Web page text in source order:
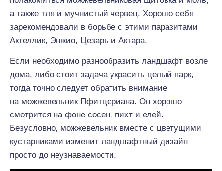
а также тля и мучнистый червец. Хорошо себя
зарекомендовали в борьбе с этими паразитами
Актеллик, Энжио, Цезарь и Актара.
Если необходимо разнообразить ландшафт возле
дома, либо стоит задача украсить целый парк,
тогда точно следует обратить внимание
на можжевельник Пфитцериана. Он хорошо
смотрится на фоне сосен, пихт и елей.
Безусловно, можжевельник вместе с цветущими
кустарниками изменит ландшафтный дизайн
просто до неузнаваемости.